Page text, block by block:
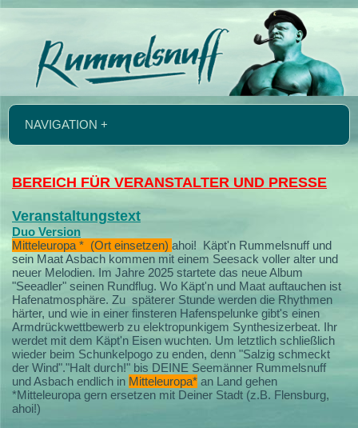
NAVIGATION +
BEREICH FÜR VERANSTALTER UND PRESSE
Veranstaltungstext
Duo Version
Mitteleuropa * (Ort einsetzen) ahoi! Käpt'n Rummelsnuff und
sein Maat Asbach kommen mit einem Seesack voller alter und
neuer Melodien. Im Jahre 2025 startete das neue Album
"Seeadler" seinen Rundflug. Wo Käpt'n und Maat auftauchen ist
Hafenatmosphäre. Zu späterer Stunde werden die Rhythmen
härter, und wie in einer finsteren Hafenspelunke gibt's einen
Armdrückwettbewerb zu elektropunkigem Synthesizerbeat. Ihr
werdet mit dem Käpt'n Eisen wuchten. Um letztlich schließlich
wieder beim Schunkelpogo zu enden, denn "Salzig schmeckt
der Wind"."Halt durch!" bis DEINE Seemänner Rummelsnuff
und Asbach endlich in Mitteleuropa* an Land gehen
*Mitteleuropa gern ersetzen mit Deiner Stadt (z.B. Flensburg,
ahoi!)